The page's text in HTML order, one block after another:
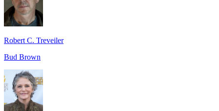
Robert C. Treveiler
Bud Brown